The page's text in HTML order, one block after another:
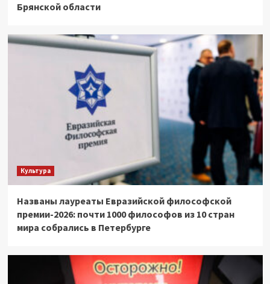
Брянской области
Культура
Названы лауреаты Евразийской философской
премии-2026: почти 1000 философов из 10 стран
мира собрались в Петербурге